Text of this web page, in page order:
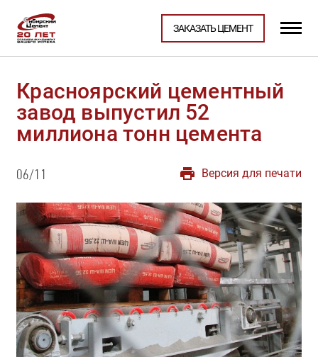
ЗАКАЗАТЬ ЦЕМЕНТ
Красноярский цементный
завод выпустил 52
миллиона тонн цемента
06/11 Версия для печати